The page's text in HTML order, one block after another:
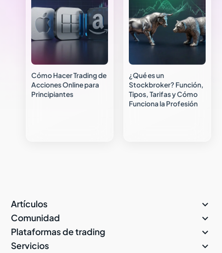
Cómo Hacer Trading de
Acciones Online para
Principiantes
¿Qué es un
Stockbroker? Función,
Tipos, Tarifas y Cómo
Funciona la Profesión
Artículos 
Comunidad 
Plataformas de trading 
Servicios 